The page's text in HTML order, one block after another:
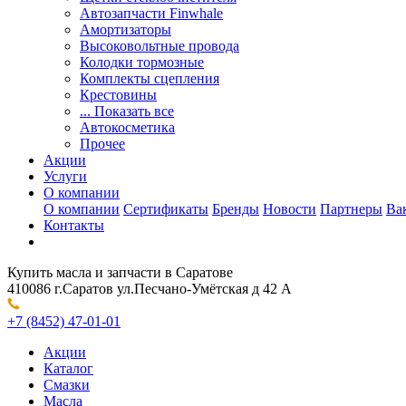
Автозапчасти Finwhale
Амортизаторы
Высоковольтные провода
Колодки тормозные
Комплекты сцепления
Крестовины
... Показать все
Автокосметика
Прочее
Акции
Услуги
О компании
О компании Сертификаты Бренды Новости Партнеры
Контакты
Купить масла и запчасти в Саратове
410086 г.Саратов ул.Песчано-Умётская д 42 А
+7 (8452) 47-01-01
Акции
Каталог
Смазки
Масла